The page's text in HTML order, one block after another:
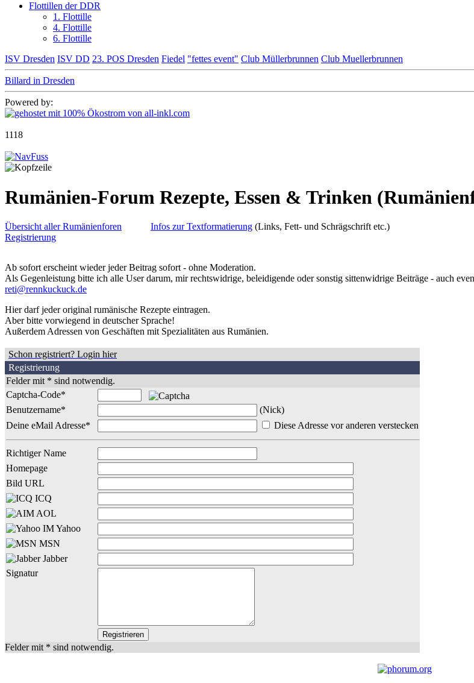
Flottillen der DDR
1. Flottille
4. Flottille
6. Flottille
ISV Dresden ISV DD 23. POS Dresden Fiedel "fettes event" Club Müllerbrunnen Club Muellerbrunnen
Billard in Dresden
Powered by:
1118
Rumänien-Forum Rezepte, Essen & Trinken
Übersicht aller Rumänienforen
Registrierung
Infos zur Textformatierung (Links, Fett- und Schrägschrift etc.)
Ab sofort erscheint wieder jeder Beitrag sofort - ohne Moderation.
Als Gegenleistung bitte ich alle User darum, mir rechtswidrige, beleidigende oder sonstig sittenwidrige Beiträge - auch
reti@rennkuckuck.de
Hier darf jeder original rumänische Rezepte eintragen.
Aber bitte vorwiegend in deutscher Sprache!
Außerdem Adressen von Geschäften mit Spezialitäten aus Rumänien.
Schon registriert? Login hier
Registrierung
Felder mit * sind notwendig.
Captcha-Code*
Benutzername*
(Nick)
Deine eMail Adresse*
Diese Adresse vor anderen verstecken
Richtiger Name
Homepage
Bild URL
ICQ
AOL
Yahoo
MSN
Jabber
Signatur
Felder mit * sind notwendig.